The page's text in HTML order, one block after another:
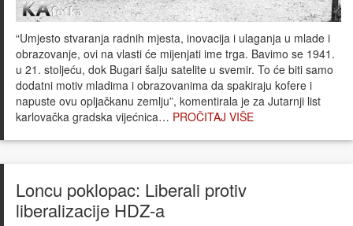
“Umjesto stvaranja radnih mjesta, inovacija i ulaganja u mlade i
obrazovanje, ovi na vlasti će mijenjati ime trga. Bavimo se 1941.
u 21. stoljeću, dok Bugari šalju satelite u svemir. To će biti samo
dodatni motiv mladima i obrazovanima da spakiraju kofere i
napuste ovu opljačkanu zemlju”, komentirala je za Jutarnji list
karlovačka gradska vijećnica… PROČITAJ VIŠE
Loncu poklopac: Liberali protiv
liberalizacije HDZ-a